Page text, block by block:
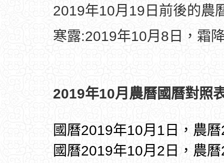
2019年10月19日前後的農
寒露:2019年10月8日，霜
2019年10月農曆國曆對照
國曆2019年10月1日，農
國曆2019年10月2日，農